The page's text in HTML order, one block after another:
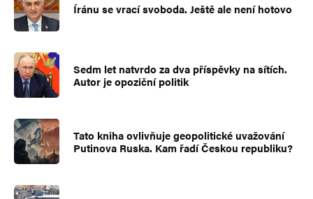
Íránu se vrací svoboda. Ještě ale není hotovo
Sedm let natvrdo za dva příspěvky na sítích.
Autor je opoziční politik
Tato kniha ovlivňuje geopolitické uvažování
Putinova Ruska. Kam řadí Českou republiku?